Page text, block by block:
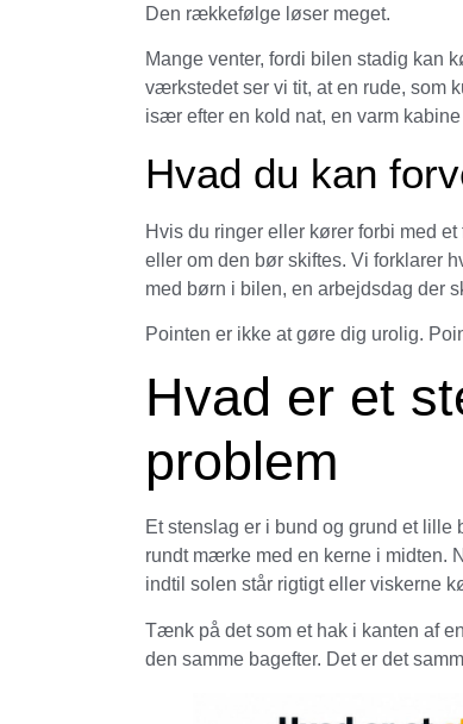
Den rækkefølge løser meget.
Mange venter, fordi bilen stadig kan
værkstedet ser vi tit, at en rude, som
især efter en kold nat, en varm
Hvad du kan
Hvis du ringer eller kører forbi med
eller om den bør skiftes. Vi forklarer
med børn i bilen, en arbejdsdag der
Pointen er ikke at gøre dig urolig.
Hvad er et
problem
Et stenslag er i bund og grund et
rundt mærke med en kerne i midten.
indtil solen står rigtigt eller viskerne
Tænk på det som et hak i kanten af
den samme bagefter. Det er det